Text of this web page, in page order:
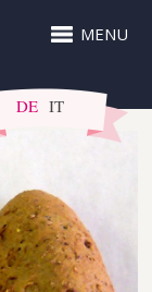
MENU
DE IT